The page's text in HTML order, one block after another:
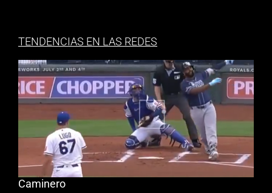
TENDENCIAS EN LAS REDES
Caminero